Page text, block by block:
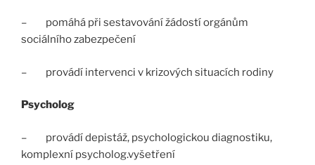
– pomáhá při sestavování žádostí orgánům
sociálního zabezpečení
– provádí intervenci v krizových situacích rodiny
Psycholog
– provádí depistáž, psychologickou diagnostiku,
komplexní psycholog.vyšetření